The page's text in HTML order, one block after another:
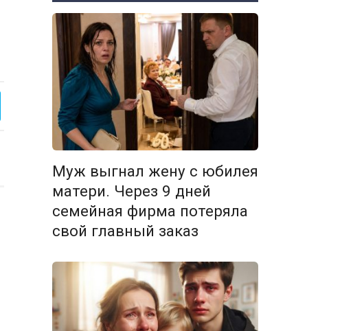
Муж выгнал жену с юбилея
матери. Через 9 дней
семейная фирма потеряла
свой главный заказ